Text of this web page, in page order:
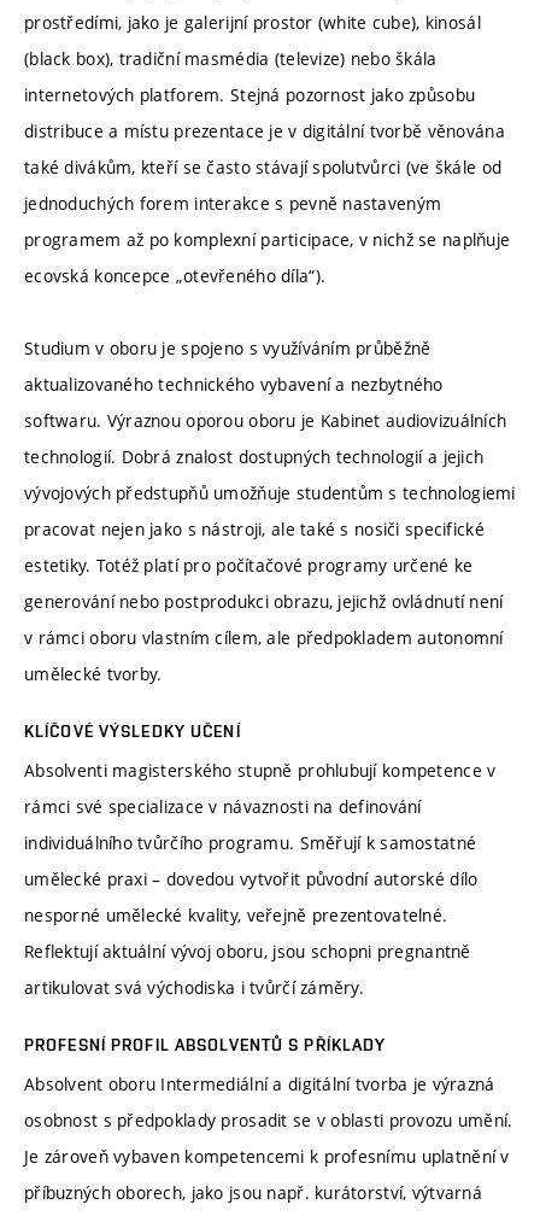
prostředími, jako je galerijní prostor (white cube), kinosál
(black box), tradiční masmédia (televize) nebo škála
internetových platforem. Stejná pozornost jako způsobu
distribuce a místu prezentace je v digitální tvorbě věnována
také divákům, kteří se často stávají spolutvůrci (ve škále od
jednoduchých forem interakce s pevně nastaveným
programem až po komplexní participace, v nichž se naplňuje
ecovská koncepce „otevřeného díla“).
Studium v oboru je spojeno s využíváním průběžně
aktualizovaného technického vybavení a nezbytného
softwaru. Výraznou oporou oboru je Kabinet audiovizuálních
technologií. Dobrá znalost dostupných technologií a jejich
vývojových předstupňů umožňuje studentům s technologiemi
pracovat nejen jako s nástroji, ale také s nosiči specifické
estetiky. Totéž platí pro počítačové programy určené ke
generování nebo postprodukci obrazu, jejichž ovládnutí není
v rámci oboru vlastním cílem, ale předpokladem autonomní
umělecké tvorby.
KLÍČOVÉ VÝSLEDKY UČENÍ
Absolventi magisterského stupně prohlubují kompetence v
rámci své specializace v návaznosti na definování
individuálního tvůrčího programu. Směřují k samostatné
umělecké praxi – dovedou vytvořit původní autorské dílo
nesporné umělecké kvality, veřejně prezentovatelné.
Reflektují aktuální vývoj oboru, jsou schopni pregnantně
artikulovat svá východiska i tvůrčí záměry.
PROFESNÍ PROFIL ABSOLVENTŮ S PŘÍKLADY
Absolvent oboru Intermediální a digitální tvorba je výrazná
osobnost s předpoklady prosadit se v oblasti provozu umění.
Je zároveň vybaven kompetencemi k profesnímu uplatnění v
příbuzných oborech, jako jsou např. kurátorství, výtvarná